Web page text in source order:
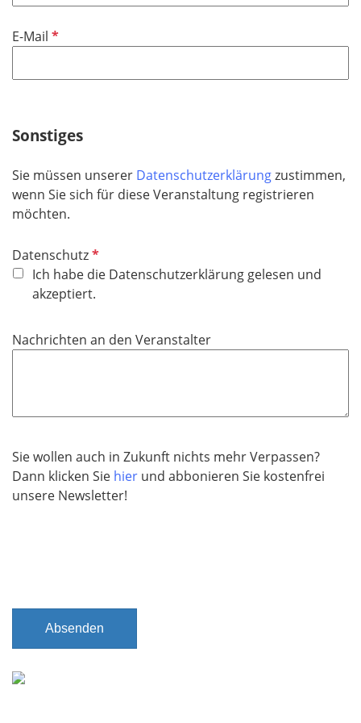
dt
e
d
t
E-Mail P
h
f
e
l
Sonstiges
Sie müssen unserer Datenschutzerklärungzustimmen,
wenn Sie sich für diese Veranstaltung registrieren
möchten.
DatenschutzP
f
l
h
Ich habe die Datenschutzerklärung gelesen und
akzeptiert.
Nachrichten an den Veranstalter
Sie wollen auch in Zukunft nichts mehr Verpassen?
Dann klicken Sie hier und abbonieren Sie kostenfrei
unsere Newsletter!
Absenden